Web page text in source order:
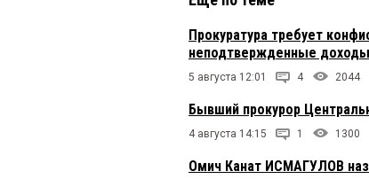
Прокуратура требует
неподтвержденные доходы
5 августа 12:01 4 2044
Бывший прокурор
4 августа 14:15 1 1300
Омич Канат ИСМАГУЛОВ